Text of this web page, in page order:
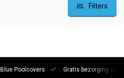
Filters
Poolcovers Gratis bezorging vanaf